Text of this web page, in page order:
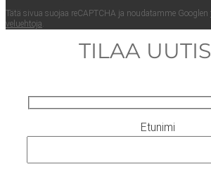
Tätä sivua suo­jaa reCAPTC­HA ja nou­da­tam­me Googlen
ve­lueh­to­ja
TILAA
Etunimi